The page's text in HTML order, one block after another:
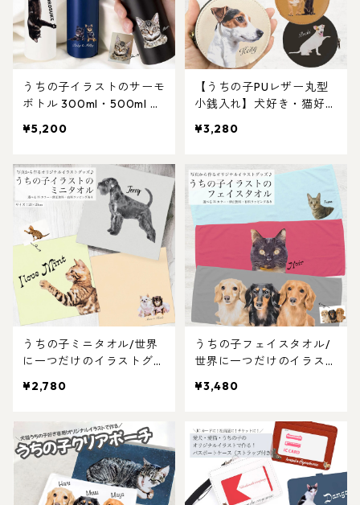
うちの子イラストのサーモ
ボトル 300ml・500ml 選
ちの子グッズ/猫グッズ/犬
メイド/プレゼント/ギフ
ト/ラッピングあり）写真
からオリジナルイラストを
作成！猫好き・犬好き・う
ちの子好きにおすすめ！
¥5,200
【うちの子PUレザー丸型
小銭入れ】犬好き・猫好
ンもお札もこれ一つ！キャ
注目アイテム！
¥3,280
うちの子ミニタオル/世界
に一つだけのイラストグッ
ト好きにおすすめ！ラッピ
ントにも・お祝いにもおす
すめ
¥2,780
うちの子フェイスタオル/
世界に一つだけのイラスト
ペット好きにおすすめ！ラ
レゼントにも・お祝いにも
おすすめ
¥3,480